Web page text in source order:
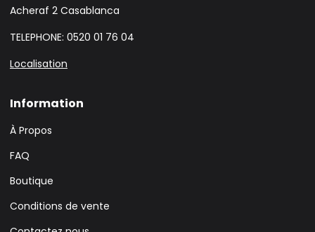
Acheraf 2 Casablanca
TELEPHONE: 0520 01 76 04
Localisation
Information
À Propos
FAQ
Boutique
Conditions de vente